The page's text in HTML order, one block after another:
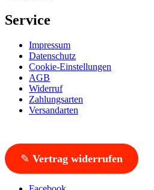
Service
Impressum
Datenschutz
Cookie-Einstellungen
AGB
Widerruf
Zahlungsarten
Versandarten
✎ Vertrag widerrufen